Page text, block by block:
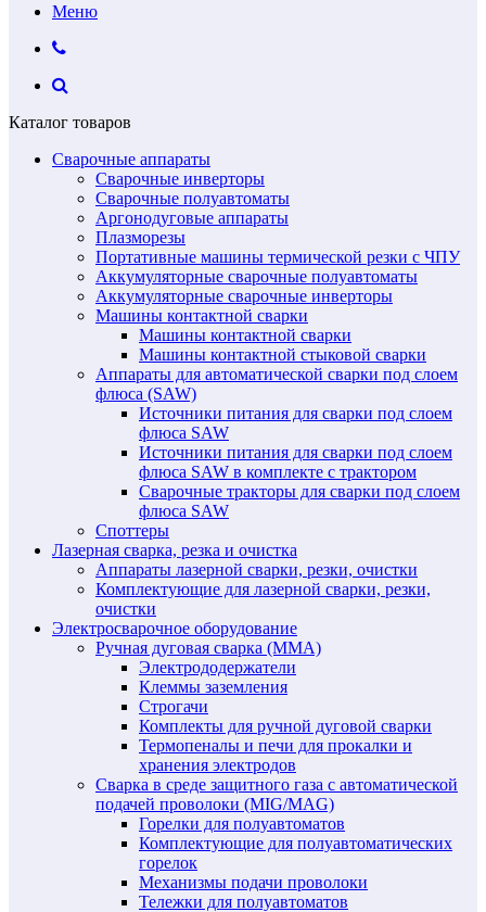
Меню
Каталог товаров
Сварочные аппараты
Сварочные инверторы
Сварочные полуавтоматы
Аргонодуговые аппараты
Плазморезы
Портативные машины термической резки с ЧПУ
Аккумуляторные сварочные полуавтоматы
Аккумуляторные сварочные инверторы
Машины контактной сварки
Машины контактной сварки
Машины контактной стыковой сварки
Аппараты для автоматической сварки под слоем
флюса (SAW)
Источники питания для сварки под слоем
флюса SAW
Источники питания для сварки под слоем
флюса SAW в комплекте с трактором
Сварочные тракторы для сварки под слоем
флюса SAW
Споттеры
Лазерная сварка, резка и очистка
Аппараты лазерной сварки, резки, очистки
Комплектующие для лазерной сварки, резки,
очистки
Электросварочное оборудование
Ручная дуговая сварка (MMA)
Электрододержатели
Клеммы заземления
Строгачи
Комплекты для ручной дуговой сварки
Термопеналы и печи для прокалки и
хранения электродов
Сварка в среде защитного газа с автоматической
подачей проволоки (MIG/MAG)
Горелки для полуавтоматов
Комплектующие для полуавтоматических
горелок
Механизмы подачи проволоки
Тележки для полуавтоматов